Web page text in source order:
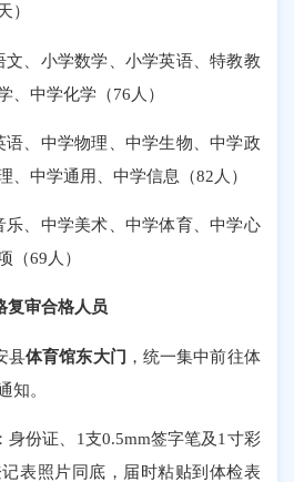
）
文、小学数学、小学英语、特教教
、中学化学（76 人）
语、中学物理、中学生物、中学政
、中学通用、中学信息（82 人）
乐、中学美术、中学体育、中学心
（69 人）
复审合格人员
县体育馆东大门 ，统一集中前往体
知。
份证、 1支0.5mm签字笔及 1 寸彩
表照片同底，届时粘贴到体检表